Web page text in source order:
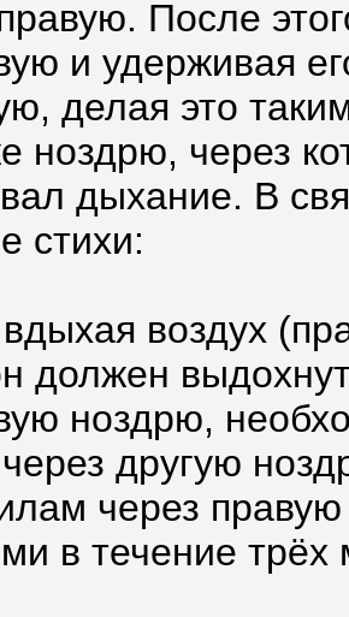
После
и удерживая
делая это
ноздрю, через
дыхание. В
стихи:
воздух
должен
ноздрю,
другую
через
в течение трёх